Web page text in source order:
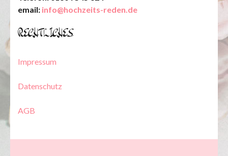
email: info@hochzeits-reden.de
RECHTLICHES
Impressum
Datenschutz
AGB